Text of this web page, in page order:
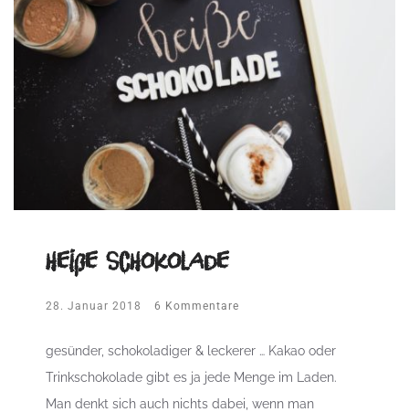
heiße Schokolade
28. Januar 2018 6 Kommentare
gesünder, schokoladiger & leckerer … Kakao oder
Trinkschokolade gibt es ja jede Menge im Laden.
Man denkt sich auch nichts dabei, wenn man